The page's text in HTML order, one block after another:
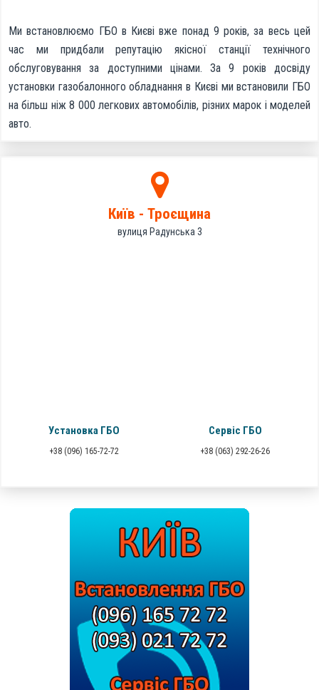
Ми встановлюємо ГБО в Києві вже понад 9 років, за весь цей
час ми придбали репутацію якісної станції технічного
обслуговування за доступними цінами. За 9 років досвіду
установки газобалонного обладнання в Києві ми встановили ГБО
на більш ніж 8 000 легкових автомобілів, різних марок і моделей
авто.
Київ - Троєщина
вулиця Радунська 3
Установка ГБО
+38 (096) 165-72-72
Сервіс ГБО
+38 (063) 292-26-26